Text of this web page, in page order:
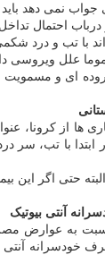
نمی دهد باید
با تب و درد
علل
ها از کرونا،
ابتدا با تب، سر
حتی اگر این
آنتی بیوتیک
به عوارض
خودسرانه